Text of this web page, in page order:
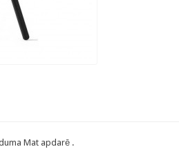
Mat apdarē .